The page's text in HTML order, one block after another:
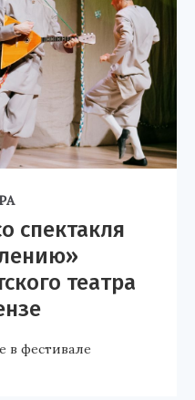
спектакля
театра
в фестивале